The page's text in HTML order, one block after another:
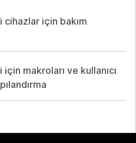
cihazlar için bakım
makroları ve kullanıcı